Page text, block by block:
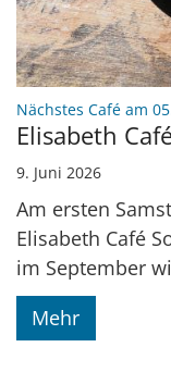
Nächstes Café am
Elisabeth
9. Juni 2026
Am ersten
Elisabeth Café
im September
Mehr